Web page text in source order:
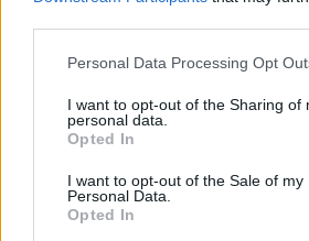
Personal Data Processing Opt
I want to opt-out of the Sharing of
personal data.
Opted In
I want to opt-out of the Sale of my
Personal Data.
Opted In